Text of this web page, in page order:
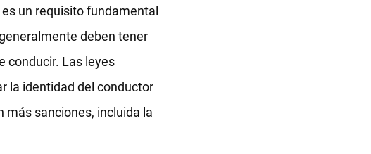
un requisito fundamental
deben tener
conducir. Las leyes
la identidad del conductor
más sanciones, incluida la